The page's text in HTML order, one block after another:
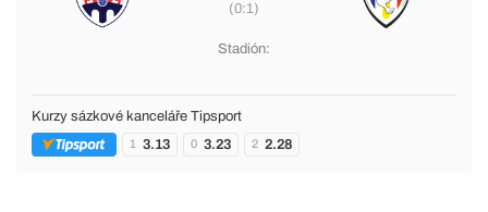
(0:1)
Stadión:
Kurzy sázkové kanceláře Tipsport
1 3.13 0 3.23 2 2.28